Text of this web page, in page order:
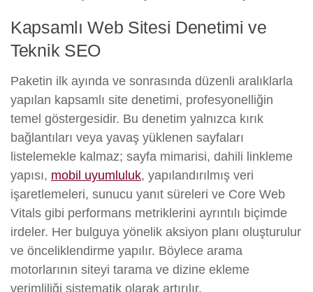
Kapsamlı Web Sitesi Denetimi ve
Teknik SEO
Paketin ilk ayında ve sonrasında düzenli aralıklarla
yapılan kapsamlı site denetimi, profesyonelliğin
temel göstergesidir. Bu denetim yalnızca kırık
bağlantıları veya yavaş yüklenen sayfaları
listelemekle kalmaz; sayfa mimarisi, dahili linkleme
yapısı, mobil uyumluluk, yapılandırılmış veri
işaretlemeleri, sunucu yanıt süreleri ve Core Web
Vitals gibi performans metriklerini ayrıntılı biçimde
irdeler. Her bulguya yönelik aksiyon planı oluşturulur
ve önceliklendirme yapılır. Böylece arama
motorlarının siteyi tarama ve dizine ekleme
verimliliği sistematik olarak artırılır.